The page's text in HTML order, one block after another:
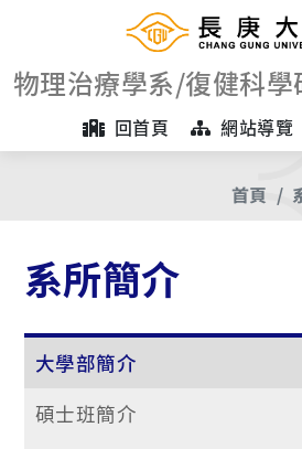
物理治療學系/復健科
回首頁 網站導覽
首頁
系所簡介
大學部簡介
碩士班簡介